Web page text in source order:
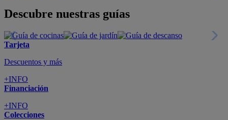
Descubre nuestras guías
Tarjeta
Descuentos y más
+INFO
Financiación
+INFO
Colecciones